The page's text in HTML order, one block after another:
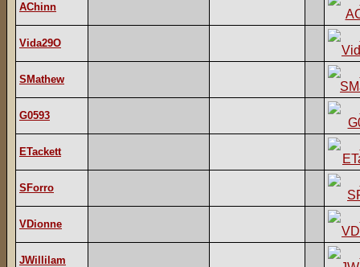
AChinn
Vida29O
SMathew
G0593
ETackett
SForro
VDionne
JWillilam